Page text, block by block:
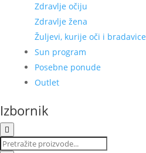
Zdravlje očiju
Zdravlje žena
Žuljevi, kurije oči i bradavice
Sun program
Posebne ponude
Outlet
Izbornik